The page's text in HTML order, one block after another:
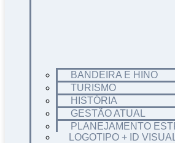
BANDEIRA E HINO
TURISMO
HISTÓRIA
GESTÃO ATUAL
PLANEJAMENTO
LOGOTIPO + ID